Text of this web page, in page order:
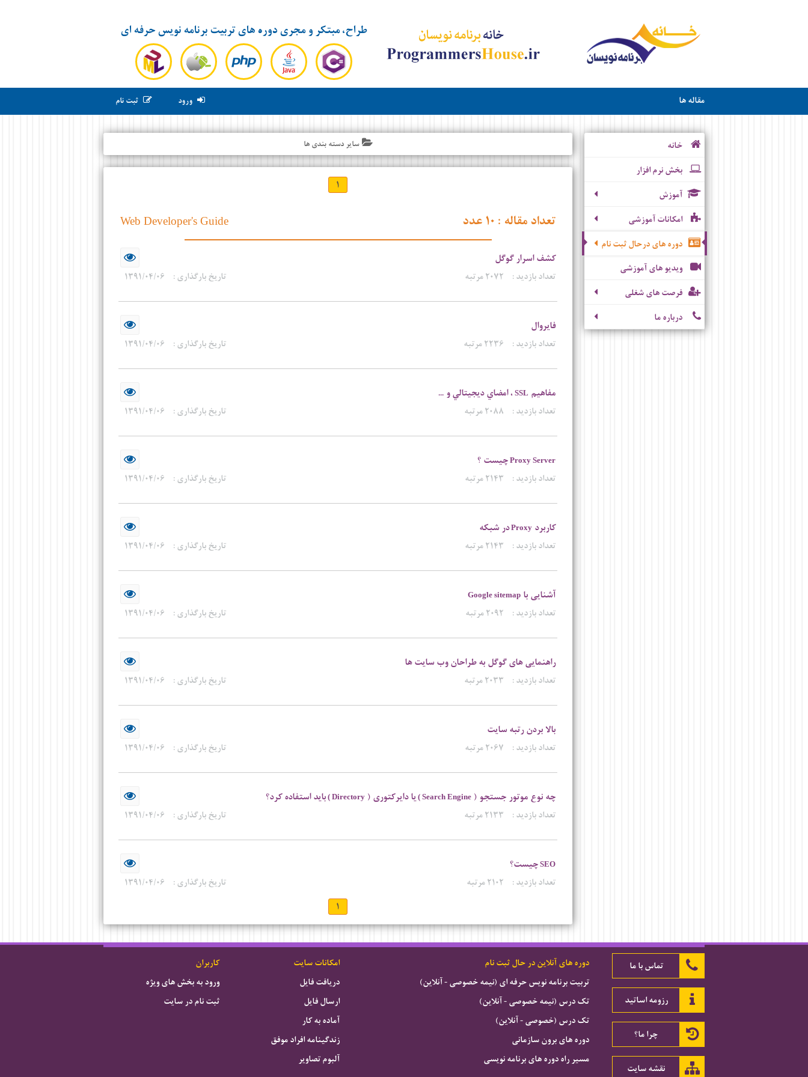
طراح، مبتکر و مجری دوره های تربیت برنامه نویس حرفه ای
ورود ثبت نام مقاله ها
سایر دسته بندی ها
۱
تعداد مقاله :۱۰ عدد Web Developer's Guide
کشف اسرار گوگل
تعداد بازدید : ۲۰۷۲ مرتبه تاریخ بارگذاری : ۱۳۹۱/۰۴/۰۶
فايروال
تعداد بازدید : ۲۲۳۶ مرتبه تاریخ بارگذاری : ۱۳۹۱/۰۴/۰۶
مفاهيم SSL ، امضاي ديجيتالي و ...
تعداد بازدید : ۲۰۸۸ مرتبه تاریخ بارگذاری : ۱۳۹۱/۰۴/۰۶
Proxy Server چيست ؟
تعداد بازدید : ۲۱۴۳ مرتبه تاریخ بارگذاری : ۱۳۹۱/۰۴/۰۶
کاربرد Proxy در شبکه
تعداد بازدید : ۲۱۴۳ مرتبه تاریخ بارگذاری : ۱۳۹۱/۰۴/۰۶
آشنایی با Google sitemap
تعداد بازدید : ۲۰۹۲ مرتبه تاریخ بارگذاری : ۱۳۹۱/۰۴/۰۶
راهنمایی های گوگل به طراحان وب سایت ها
تعداد بازدید : ۲۰۳۳ مرتبه تاریخ بارگذاری : ۱۳۹۱/۰۴/۰۶
بالا بردن رتبه سایت
تعداد بازدید : ۲۰۶۷ مرتبه تاریخ بارگذاری : ۱۳۹۱/۰۴/۰۶
چه نوع موتور جستجو ( Search Engine ) یا دایرکتوری ( Directory ) باید استفاده کرد؟
تعداد بازدید : ۲۱۳۳ مرتبه تاریخ بارگذاری : ۱۳۹۱/۰۴/۰۶
SEO چیست؟
تعداد بازدید : ۲۱۰۲ مرتبه تاریخ بارگذاری :
۱۳۹۱/۰۴/۰۶
۱
خانه
بخش نرم افزار
آموزش
امکانات آموزشی
دوره های درحال ثبت نام
ویدیو های آموزشی
فرصت های شغلی
درباره ما
تماس با ما
رزومه اساتید
چرا ما؟
نقشه سایت
دوره های آنلاین در حال ثبت نام
تربیت برنامه نویس حرفه ای (نیمه خصوصی - آنلاین)
تک درس (نیمه خصوصی - آنلاین)
تک درس (خصوصی - آنلاین)
دوره های برون سازمانی
مسیر راه دوره های برنامه نویسی
امکانات سایت
دریافت فایل
ارسال فایل
آماده به کار
زندگینامه افراد موفق
آلبوم تصاویر
کاربران
ورود به بخش های ویژه
ثبت نام در سایت